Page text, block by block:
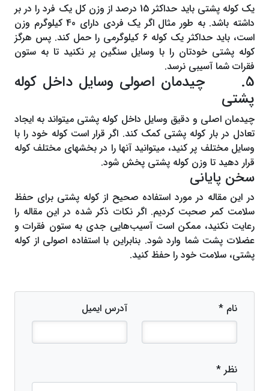
یک کوله پشتی باید حداکثر 15 درصد از وزن کل یک فرد را در بر
داشته باشد. به طور مثال اگر یک فردی دارای 40 کیلوگرم وزن
است، باید حداکثر یک کوله 6 کیلوگرمی ‎‎را حمل کند. پس هرگز
کوله پشتی خودتان را با وسایل سنگین پر نکنید تا به ستون
فقرات شما آسیبی نرسد.
5. چیدمان اصولی وسایل داخل کوله
پشتی
چیدمان اصلی و دقیق وسایل داخل کوله پشتی می‎‎تواند به ایجاد
تعادل در بار کوله پشتی کمک کند. اگر قرار است کوله خود را با
وسایل مختلف پر کنید، می‎‎توانید آن‎ها‎ را در بخش‎ها‎ی مختلف کوله
قرار دهید تا وزن کوله پشتی پخش شود.
سخن پایانی
در این مقاله در مورد استفاده صحیح از کوله پشتی برای حفظ
سلامت کمر صحبت کردیم. اگر نکات ذکر شده در این مقاله را
رعایت نکنید، ممکن است آسیب‌هایی جدی به ستون فقرات و
عضلات پشت شما وارد شود. بنابراین با استفاده اصولی از کوله
پشتی، سلامت خود را حفظ کنید.
نام * آدرس ایمیل
نظر *